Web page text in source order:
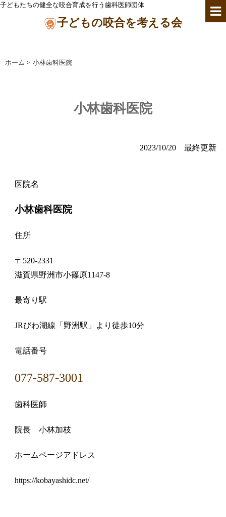
子どもたちの健全な咬合育成を行う歯科医師団体
子どもの咬合を考える会
ホーム > 小林歯科医院
小林歯科医院
2023/10/20 最終更新
医院名
小林歯科医院
住所
〒520-2331
滋賀県野洲市小篠原1147-8
最寄り駅
JRびわ湖線「野洲駅」より徒歩10分
電話番号
077-587-3001​
歯科医師
院長 小林加枝
ホームページアドレス
https://kobayashidc.net/